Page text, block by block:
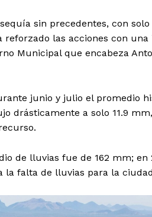
sin precedentes, con
las acciones con una
Municipal que encabeza
junio y julio el promedio
drásticamente a solo 11.9
de lluvias fue de 162 mm; en
la falta de lluvias para la